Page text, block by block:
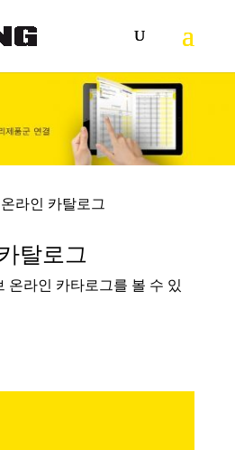
온라인 카탈로그
탈로그
온라인 카타로그를 볼 수 있